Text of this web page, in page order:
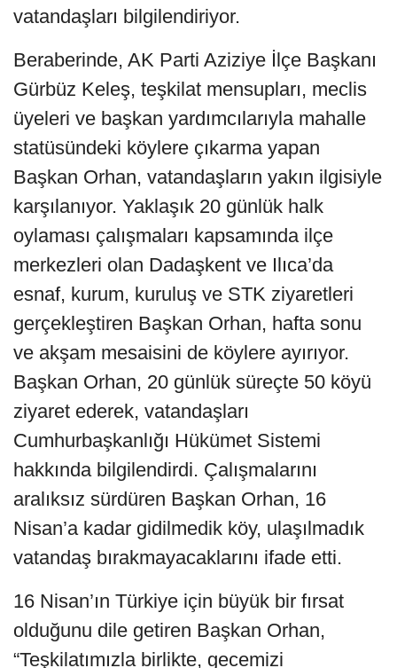
vatandaşları bilgilendiriyor.
Beraberinde, AK Parti Aziziye İlçe Başkanı
Gürbüz Keleş, teşkilat mensupları, meclis
üyeleri ve başkan yardımcılarıyla mahalle
statüsündeki köylere çıkarma yapan
Başkan Orhan, vatandaşların yakın ilgisiyle
karşılanıyor. Yaklaşık 20 günlük halk
oylaması çalışmaları kapsamında ilçe
merkezleri olan Dadaşkent ve Ilıca’da
esnaf, kurum, kuruluş ve STK ziyaretleri
gerçekleştiren Başkan Orhan, hafta sonu
ve akşam mesaisini de köylere ayırıyor.
Başkan Orhan, 20 günlük süreçte 50 köyü
ziyaret ederek, vatandaşları
Cumhurbaşkanlığı Hükümet Sistemi
hakkında bilgilendirdi. Çalışmalarını
aralıksız sürdüren Başkan Orhan, 16
Nisan’a kadar gidilmedik köy, ulaşılmadık
vatandaş bırakmayacaklarını ifade etti.
16 Nisan’ın Türkiye için büyük bir fırsat
olduğunu dile getiren Başkan Orhan,
“Teşkilatımızla birlikte, gecemizi